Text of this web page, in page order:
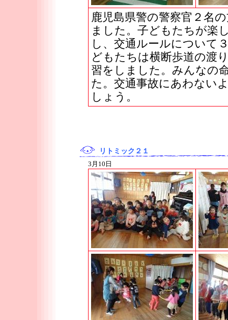
鹿児島県警の警察官２名
ました。子どもたちが楽
し、交通ルールについて
どもたちは横断歩道の渡
習をしました。みんなの
た。交通事故にあわない
しょう。
リトミック２１
3月10日